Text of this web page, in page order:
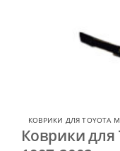
КОВРИКИ ДЛЯ TOYOTA
Коврики для